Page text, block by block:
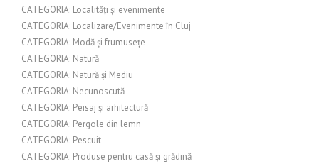
CATEGORIA: Localități și evenimente
CATEGORIA: Localizare/Evenimente în Cluj
CATEGORIA: Modă și frumusețe
CATEGORIA: Natură
CATEGORIA: Natură și Mediu
CATEGORIA: Necunoscută
CATEGORIA: Peisaj și arhitectură
CATEGORIA: Pergole din lemn
CATEGORIA: Pescuit
CATEGORIA: Produse pentru casă și grădină